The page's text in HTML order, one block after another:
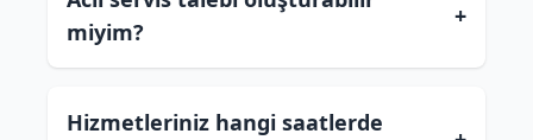
miyim?
+
Hizmetleriniz hangi saatlerde